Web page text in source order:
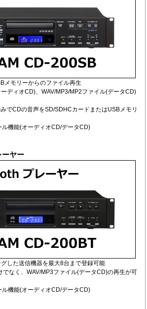
メモリーからのファイル再生
ディオCD)、WAV/MP3/MP2ファイル(データCD)
でCDの音声をSD/SDHCカードまたはUSBメモリ
ル機能(オーディオCD/データCD)
ヤー
した送信機器を最大8台まで登録可能
でなく、WAV/MP3ファイル(データCD)の再生が可
ル機能(オーディオCD/データCD)